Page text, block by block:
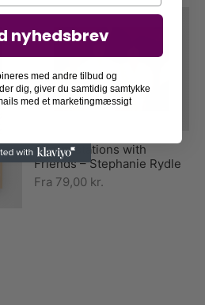
Converstations with
Friends – Stephanie Rydle
Fra 79,00 kr.
nyhedsbrev
med andre tilbud og
dig, giver du samtidig samtykke
med et marketingmæssigt